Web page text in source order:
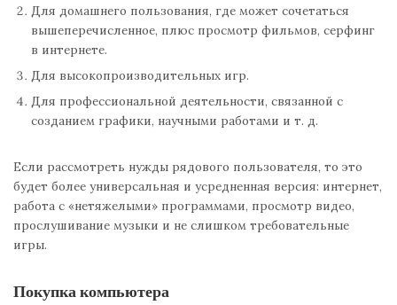
Для домашнего пользования, где может сочетаться
вышеперечисленное, плюс просмотр фильмов, серфинг
в интернете.
Для высокопроизводительных игр.
Для профессиональной деятельности, связанной с
созданием графики, научными работами и т. д.
Если рассмотреть нужды рядового пользователя, то это
будет более универсальная и усредненная версия: интернет,
работа с «нетяжелыми» программами, просмотр видео,
прослушивание музыки и не слишком требовательные
игры.
Покупка компьютера